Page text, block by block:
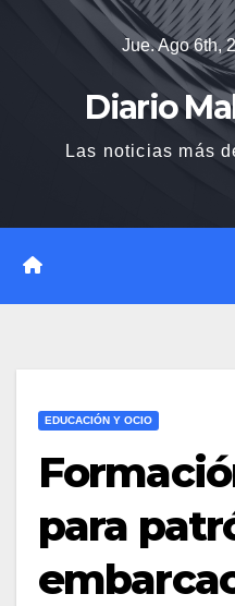
Jue. Ago 6th,
Diario
Las noticias más
EDUCACIÓN Y OCIO
para